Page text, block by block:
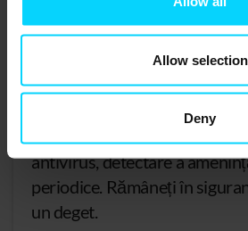
Allow selection
Deny
Protecția securității
Vă protejăm afacerea cu
antivirus, detectare a
periodice. Rămâneți în
un deget.